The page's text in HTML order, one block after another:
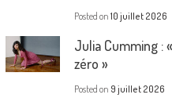
Posted on 10 juillet 2026
Julia Cumming :
zéro »
Posted on 9 juillet 2026